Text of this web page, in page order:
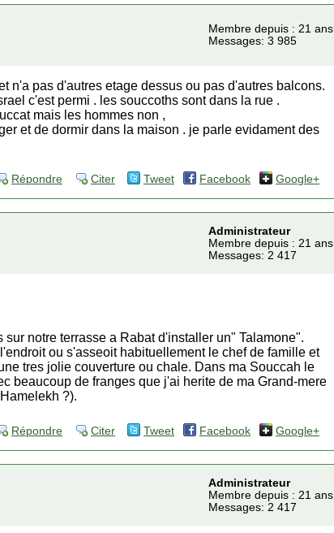
Membre depuis : 21 ans
Messages: 3 985
n'a pas d'autres etage dessus ou pas d'autres balcons.
c'est permi . les souccoths sont dans la rue .
mais les hommes non ,
et de dormir dans la maison . je parle evidament des
Répondre Citer Tweet Facebook Google+
Administrateur
Membre depuis : 21 ans
Messages: 2 417
notre terrasse a Rabat d'installer un" Talamone".
ou s'asseoit habituellement le chef de famille et
tres jolie couverture ou chale. Dans ma Souccah le
beaucoup de franges que j'ai herite de ma Grand-mere
?).
Répondre Citer Tweet Facebook Google+
Administrateur
Membre depuis : 21 ans
Messages: 2 417